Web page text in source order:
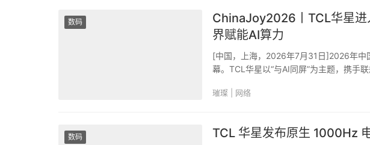
数码
ChinaJoy2026丨TCL华星进
界赋能AI算力
[中国，上海，2026年7月31日]2026年中
幕。TCL华星以“与AI同屏”为主题，携手
助阵，搭配多元...
璀璨 | 网络
数码 TCL 华星发布原生 1000Hz